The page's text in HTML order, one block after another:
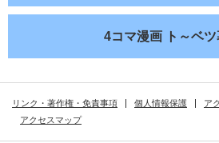
4コマ漫画 ト～ベツ
リンク・著作権・免責事項 個人情報保護
ア
アクセスマップ